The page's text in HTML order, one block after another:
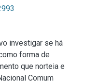
investigar se há
forma de
que norteia e
Comum